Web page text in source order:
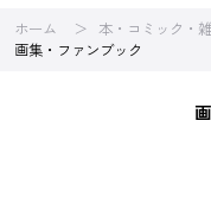
ホーム 本・コミック・
画集・ファンブック